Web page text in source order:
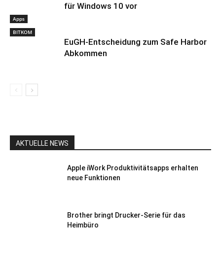
Apps
für Windows 10 vor
BITKOM
EuGH-Entscheidung zum Safe Harbor
Abkommen
AKTUELLE NEWS
Apple iWork Produktivitätsapps erhalten
neue Funktionen
Brother bringt Drucker-Serie für das
Heimbüro